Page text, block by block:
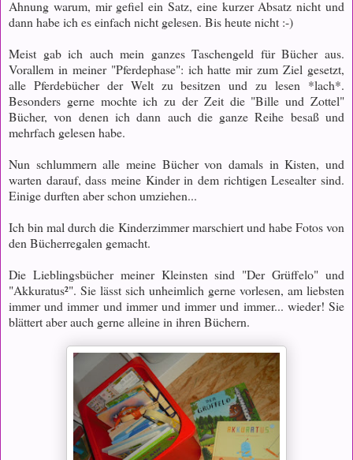
Ahnung warum, mir gefiel ein Satz, eine kurzer Absatz nicht und
dann habe ich es einfach nicht gelesen. Bis heute nicht :-)
Meist gab ich auch mein ganzes Taschengeld für Bücher aus.
Vorallem in meiner "Pferdephase": ich hatte mir zum Ziel gesetzt,
alle Pferdebücher der Welt zu besitzen und zu lesen *lach*.
Besonders gerne mochte ich zu der Zeit die "Bille und Zottel"
Bücher, von denen ich dann auch die ganze Reihe besaß und
mehrfach gelesen habe.
Nun schlummern alle meine Bücher von damals in Kisten, und
warten darauf, dass meine Kinder in dem richtigen Lesealter sind.
Einige durften aber schon umziehen...
Ich bin mal durch die Kinderzimmer marschiert und habe Fotos von
den Bücherregalen gemacht.
Die Lieblingsbücher meiner Kleinsten sind "Der Grüffelo" und
"Akkuratus²". Sie lässt sich unheimlich gerne vorlesen, am liebsten
immer und immer und immer und immer und immer... wieder! Sie
blättert aber auch gerne alleine in ihren Büchern.